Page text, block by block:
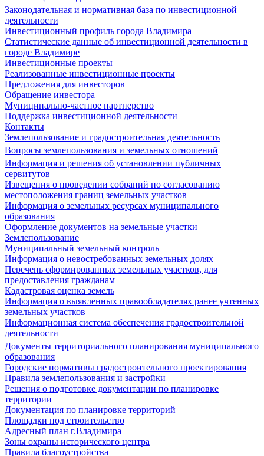
Законодательная и нормативная база по инвестиционной
деятельности
Инвестиционный профиль города Владимира
Статистические данные об инвестиционной деятельности в
городе Владимире
Инвестиционные проекты
Реализованные инвестиционные проекты
Предложения для инвесторов
Обращение инвестора
Муниципально-частное партнерство
Поддержка инвестиционной деятельности
Контакты
Землепользование и градостроительная деятельность
Вопросы землепользования и земельных отношений
Информация и решения об установлении публичных
сервитутов
Извещения о проведении собраний по согласованию
местоположения границ земельных участков
Информация о земельных ресурсах муниципального
образования
Оформление документов на земельные участки
Землепользование
Муниципальный земельный контроль
Информация о невостребованных земельных долях
Перечень сформированных земельных участков, для
предоставления гражданам
Кадастровая оценка земель
Информация о выявленных правообладателях ранее учтенных
земельных участков
Информационная система обеспечения градостроительной
деятельности
Документы территориального планирования муниципального
образования
Городские нормативы градостроительного проектирования
Правила землепользования и застройки
Решения о подготовке документации по планировке
территории
Документация по планировке территорий
Площадки под строительство
Адресный план г.Владимира
Зоны охраны исторического центра
Правила благоустройства